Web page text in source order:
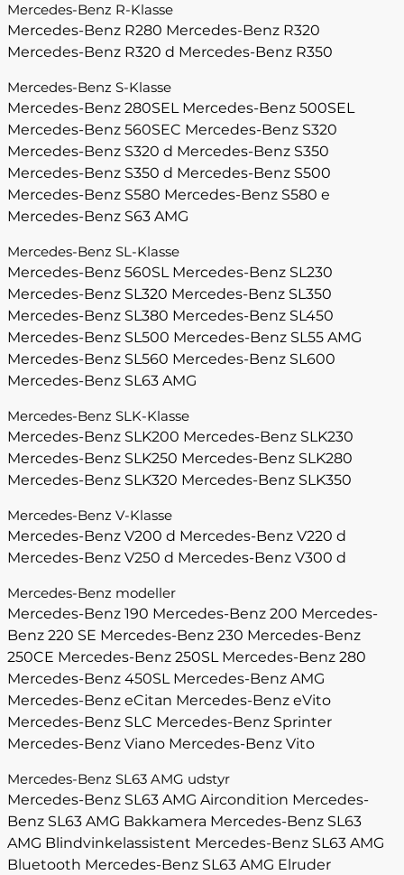
Mercedes-Benz R-Klasse
Mercedes-Benz R280 Mercedes-Benz R320
Mercedes-Benz R320 d Mercedes-Benz R350
Mercedes-Benz S-Klasse
Mercedes-Benz 280SEL Mercedes-Benz 500SEL
Mercedes-Benz 560SEC Mercedes-Benz S320
Mercedes-Benz S320 d Mercedes-Benz S350
Mercedes-Benz S350 d Mercedes-Benz S500
Mercedes-Benz S580 Mercedes-Benz S580 e
Mercedes-Benz S63 AMG
Mercedes-Benz SL-Klasse
Mercedes-Benz 560SL Mercedes-Benz SL230
Mercedes-Benz SL320 Mercedes-Benz SL350
Mercedes-Benz SL380 Mercedes-Benz SL450
Mercedes-Benz SL500 Mercedes-Benz SL55 AMG
Mercedes-Benz SL560 Mercedes-Benz SL600
Mercedes-Benz SL63 AMG
Mercedes-Benz SLK-Klasse
Mercedes-Benz SLK200 Mercedes-Benz SLK230
Mercedes-Benz SLK250 Mercedes-Benz SLK280
Mercedes-Benz SLK320 Mercedes-Benz SLK350
Mercedes-Benz V-Klasse
Mercedes-Benz V200 d Mercedes-Benz V220 d
Mercedes-Benz V250 d Mercedes-Benz V300 d
Mercedes-Benz modeller
Mercedes-Benz 190 Mercedes-Benz 200 Mercedes-
Benz 220 SE Mercedes-Benz 230 Mercedes-Benz
250CE Mercedes-Benz 250SL Mercedes-Benz 280
Mercedes-Benz 450SL Mercedes-Benz AMG
Mercedes-Benz eCitan Mercedes-Benz eVito
Mercedes-Benz SLC Mercedes-Benz Sprinter
Mercedes-Benz Viano Mercedes-Benz Vito
Mercedes-Benz SL63 AMG udstyr
Mercedes-Benz SL63 AMG Aircondition Mercedes-
Benz SL63 AMG Bakkamera Mercedes-Benz SL63
AMG Blindvinkelassistent Mercedes-Benz SL63 AMG
Bluetooth Mercedes-Benz SL63 AMG Elruder